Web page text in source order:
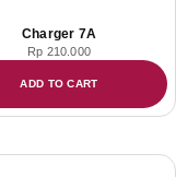
Charger 7A
Rp 210.000
ADD TO CART